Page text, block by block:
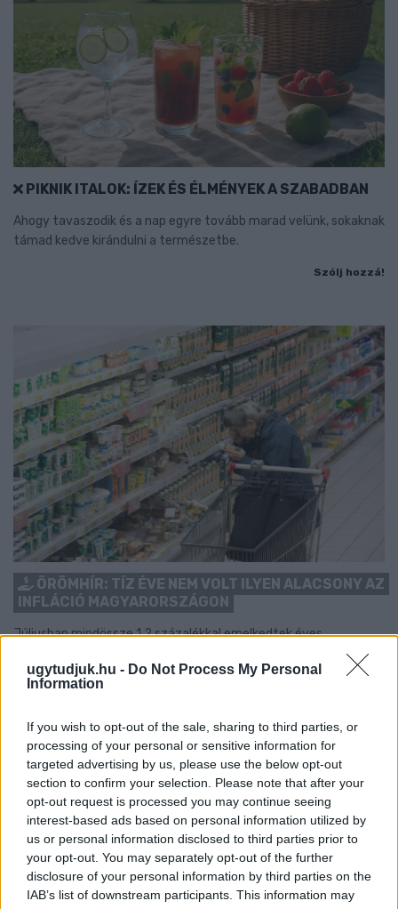
ugytudjuk.hu - Do Not Process My Personal
Information
If you wish to opt-out of the sale, sharing to third parties, or
processing of your personal or sensitive information for
targeted advertising by us, please use the below opt-out
section to confirm your selection. Please note that after your
opt-out request is processed you may continue seeing
interest-based ads based on personal information utilized by
us or personal information disclosed to third parties prior to
your opt-out. You may separately opt-out of the further
disclosure of your personal information by third parties on the
IAB’s list of downstream participants. This information may
PIKNIK ITALOK: ÍZEK ÉS ÉLMÉNYEK A SZABADBAN
Ahogy tavaszodik és a nap egyre tovább marad velünk, sokaknak
támad kedve kirándulni a természetbe.
Szólj hozzá!
ÖRÖMHÍR: TÍZ ÉVE NEM VOLT ILYEN ALACSONY AZ
INFLÁCIÓ MAGYARORSZÁGON
Júliusban mindössze 1,2 százalékkal emelkedtek éves
összevetésben a fogyasztói árak, miközben az élelmiszerek ára
már csökkent.